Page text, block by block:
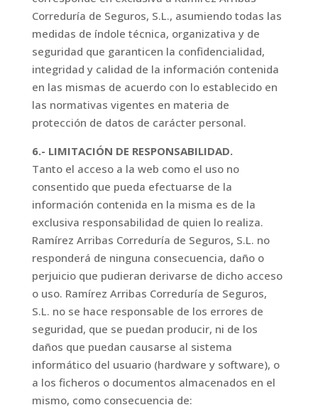
Correduría de Seguros, S.L., asumiendo todas las
medidas de índole técnica, organizativa y de
seguridad que garanticen la confidencialidad,
integridad y calidad de la información contenida
en las mismas de acuerdo con lo establecido en
las normativas vigentes en materia de
protección de datos de carácter personal.
6.- LIMITACIÓN DE RESPONSABILIDAD.
Tanto el acceso a la web como el uso no
consentido que pueda efectuarse de la
información contenida en la misma es de la
exclusiva responsabilidad de quien lo realiza.
Ramírez Arribas Correduría de Seguros, S.L. no
responderá de ninguna consecuencia, daño o
perjuicio que pudieran derivarse de dicho acceso
o uso. Ramírez Arribas Correduría de Seguros,
S.L. no se hace responsable de los errores de
seguridad, que se puedan producir, ni de los
daños que puedan causarse al sistema
informático del usuario (hardware y software), o
a los ficheros o documentos almacenados en el
mismo, como consecuencia de: